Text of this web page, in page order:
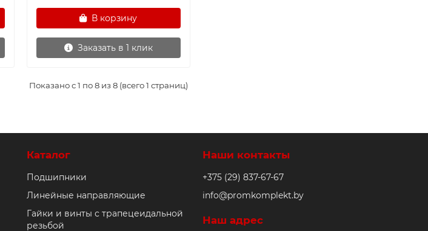
В корзину
Заказать в 1 клик
Показано с 1 по 8 из 8 (всего 1 страниц)
Каталог
Подшипники
Линейные направляющие
Гайки и винты с трапецеидальной
резьбой
Наши контакты
+375 (29) 837-67-67
info@promkomplekt.by
Наш адрес